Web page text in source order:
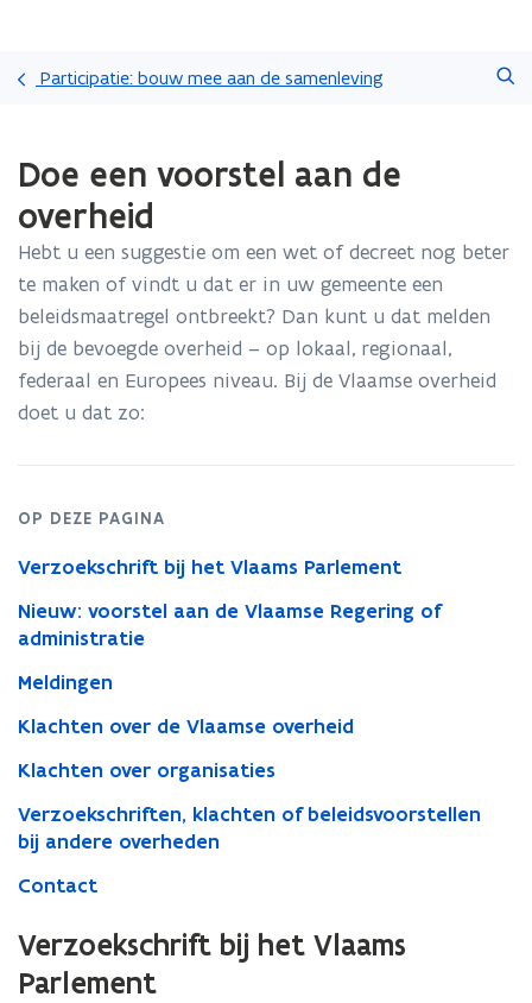
naar
gaan
Participatie: bouw mee aan de samenleving
met
laden.
bevindt
zich
op:
Doe
een
voorstel
aan
de
Doe een voorstel aan de
overheid
Hebt u een suggestie om een wet of decreet nog beter
te maken of vindt u dat er in uw gemeente een
beleidsmaatregel ontbreekt? Dan kunt u dat melden
bij de bevoegde overheid – op lokaal, regionaal,
federaal en Europees niveau. Bij de Vlaamse overheid
doet u dat zo:
OP DEZE PAGINA
Verzoekschrift bij het Vlaams Parlement
Nieuw: voorstel aan de Vlaamse Regering of
administratie
Meldingen
Klachten over de Vlaamse overheid
Klachten over organisaties
Verzoekschriften, klachten of beleidsvoorstellen
bij andere overheden
Contact
Verzoekschrift bij het Vlaams
Parlement